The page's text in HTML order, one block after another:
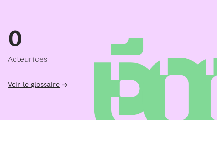
0
Acteur·ices
Voir le glossaire